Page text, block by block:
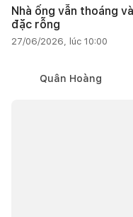
Nhà ống vẫn thoáng
đặc rỗng
27/06/2026, lúc 10:00
Quân Hoàng